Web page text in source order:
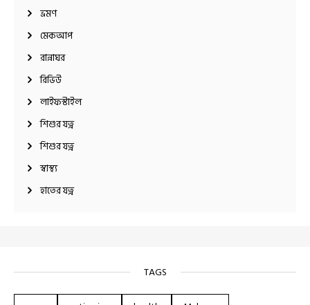
ভ্রমণ
মেকআপ
রান্নাঘর
রিভিউ
লাইফস্টাইল
শিশুর যত্ন
শিশুর যত্ন
স্বাস্থ্য
হাতের যত্ন
TAGS